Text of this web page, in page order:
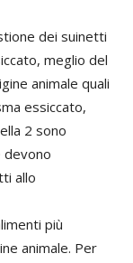
dei suinetti
meglio del
animale quali
essiccato,
2 sono
devono
allo
più
animale. Per